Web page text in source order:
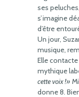
ses
s’imagine
d’être
Un jour,
musique,
Elle
mythique
cette voix !»
donne 8.